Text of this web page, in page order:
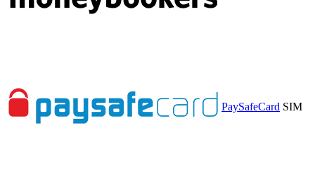
PaySafeCard SIM